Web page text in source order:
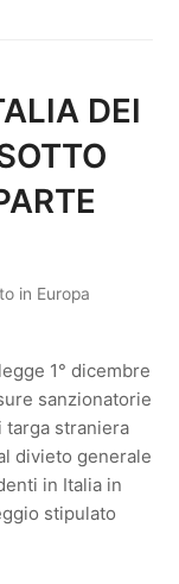
DEI
in Europa
1° dicembre
sanzionatorie
targa straniera
divieto generale
in Italia in
stipulato